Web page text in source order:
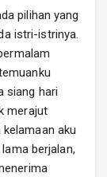
pilihan yang
istri-istrinya.
siang hari
merajut
aku
berjalan,